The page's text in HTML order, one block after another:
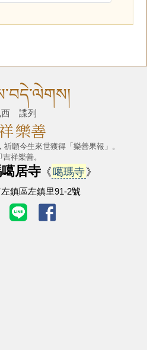
西 諜列
樂善
願今生來世獲得「樂善果報」。
吉祥樂善。
居寺《噶瑪寺 》
鎮區左鎮里91-2號